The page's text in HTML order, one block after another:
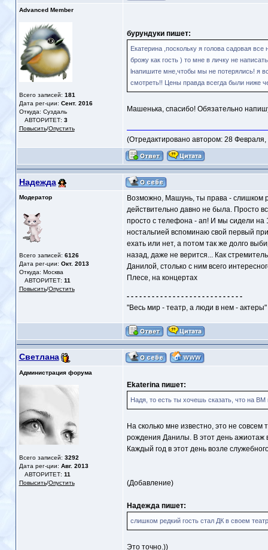
Advanced Member
Всего записей: 181
Дата рег-ции: Сент. 2016
Откуда: Суздаль
АВТОРИТЕТ: 3
Повысить/Опустить
бурундуки пишет:
Екатерина ,поскольку я голова садовая
брожу как гость ) то мне в личку не
lнапишите мне,чтобы мы не потерялись! я
смотреть!! Цены правда всегда были ниже
Машенька, спасибо! Обязательно
(Отредактировано автором: 28
Надежда
Модератор
Всего записей: 6126
Дата рег-ции: Окт. 2013
Откуда: Москва
АВТОРИТЕТ: 11
Повысить/Опустить
Возможно, Машунь, ты права - слишком
действительно давно не была. Просто
просто с телефона - ап! И мы сидели на
ностальгией вспоминаю свой первый
ехать или нет, а потом так же долго
назад, даже не верится... Как
Данилой, столько с ним всего
Плесе, на концертах
- - - - - - - - - - - - - - - - - - - - - - - - - - - -
"Весь мир - театр, а люди в нем - актеры"
Светлана
Администрация форума
Всего записей: 3292
Дата рег-ции: Авг. 2013
АВТОРИТЕТ: 11
Повысить/Опустить
Ekaterina пишет:
Надя, то есть ты хочешь сказать, что на ВМ
На сколько мне известно, это не совсем
рождения Данилы. В этот день ажиотаж
Каждый год в этот день возле
(Добавление)
Надежда пишет:
слишком редкий гость стал ДК в своем
Это точно.))